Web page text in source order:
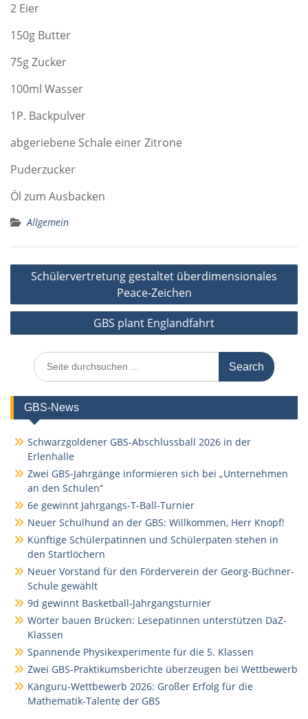
2 Eier
150g Butter
75g Zucker
100ml Wasser
1P. Backpulver
abgeriebene Schale einer Zitrone
Puderzucker
Öl zum Ausbacken
Allgemein
Beitragsnavigation
Schülervertretung gestaltet überdimensionales
Peace-Zeichen
GBS plant Englandfahrt
Search
for:
GBS-News
Schwarzgoldener GBS-Abschlussball 2026 in der
Erlenhalle
Zwei GBS-Jahrgänge informieren sich bei „Unternehmen
an den Schulen“
6e gewinnt Jahrgangs-T-Ball-Turnier
Neuer Schulhund an der GBS: Willkommen, Herr Knopf!
Künftige Schülerpatinnen und Schülerpaten stehen in
den Startlöchern
Neuer Vorstand für den Förderverein der Georg-Büchner-
Schule gewählt
9d gewinnt Basketball-Jahrgangsturnier
Wörter bauen Brücken: Lesepatinnen unterstützen DaZ-
Klassen
Spannende Physikexperimente für die 5. Klassen
Zwei GBS-Praktikumsberichte überzeugen bei Wettbewerb
Känguru-Wettbewerb 2026: Großer Erfolg für die
Mathematik-Talente der GBS